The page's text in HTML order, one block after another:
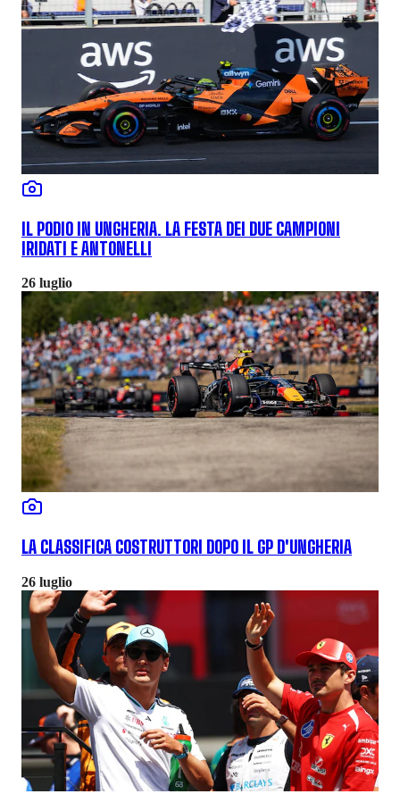
IL PODIO IN UNGHERIA. LA FESTA DEI DUE CAMPIONI
IRIDATI E ANTONELLI
26 luglio
LA CLASSIFICA COSTRUTTORI DOPO IL GP D'UNGHERIA
26 luglio